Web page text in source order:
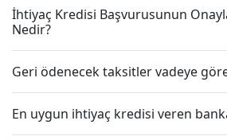
İhtiyaç Kredisi Başvurusunun
Nedir?
Geri ödenecek taksitler vadeye
En uygun ihtiyaç kredisi veren